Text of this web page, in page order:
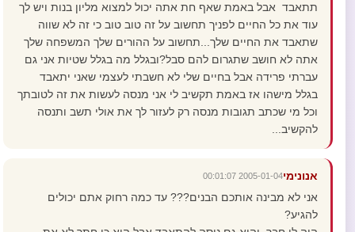
תתאבד אבל באמת שאף חת אתה יכול למצוא מליון בנות ויש לך
עוד את כל החיים לפניך תחשוב על זה טוב טוב כי זה לא שווה
שתאבד את החיים שלך...תחשוב על ההורים שלך המשפחה שלך
אתה לא חושב שתגרום להם סבל?ובגלל מה בגלל שטיות אני גם
עברתי פרידה אבל בחיים שלי לא חשבתי לעצמי שאני יתאבד
בגלל מישהו אז באמת תקשיב לי אני מנסה לעשות את זה לטובתך
וכל מי שכתב תגובות מנסה רק לעזור לך את אולי תשב ותנסה
להקשיב...
אנונימי2005-01-04 00:01:07
אני לא מבינה אותכם הבנים??? עד כמה רחוק אתם יכולים
להגיע?